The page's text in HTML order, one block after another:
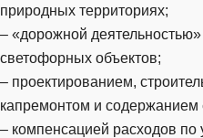
природных территориях;
– «дорожной
светофорных объектов;
– проектированием,
капремонтом и содержанием
– компенсацией расходов